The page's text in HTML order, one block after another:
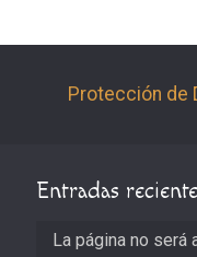
Protección de
Entradas
La página no será